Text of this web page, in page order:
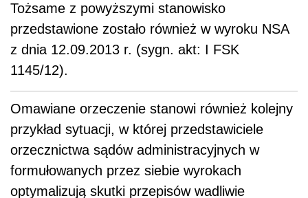
Tożsame z powyższymi stanowisko
przedstawione zostało również w wyroku NSA
z dnia 12.09.2013 r. (sygn. akt: I FSK
1145/12).
Omawiane orzeczenie stanowi również kolejny
przykład sytuacji, w której przedstawiciele
orzecznictwa sądów administracyjnych w
formułowanych przez siebie wyrokach
optymalizują skutki przepisów wadliwie